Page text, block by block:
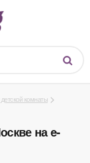
комнаты
на e-